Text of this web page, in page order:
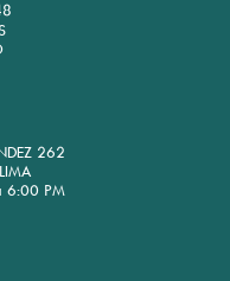
262
6:00 PM